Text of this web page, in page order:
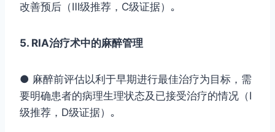
改善预后（Ⅲ级推荐，C级证据）｡
5. RIA治疗术中的麻醉管理
● 麻醉前评估以利于早期进行最佳治疗为目标，需
要明确患者的病理生理状态及已接受治疗的情况（Ⅰ
级推荐，D级证据）｡